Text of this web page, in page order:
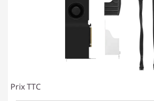
Prix TTC